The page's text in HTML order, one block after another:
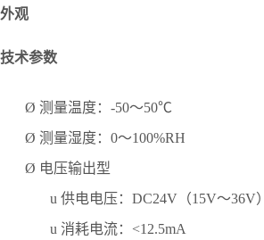
外观
技术参数
Ø 测量温度： -50～50℃
Ø 测量湿度： 0～100%RH
Ø 电压输出型
u 供电电压： DC24V（15V～36V）
u 消耗电流： <12.5mA